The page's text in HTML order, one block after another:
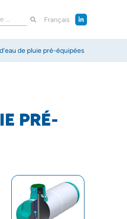
Français
de pluie pré-équipées
PRÉ-